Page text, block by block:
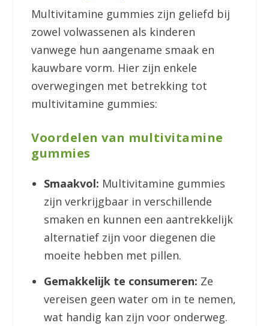
Multivitamine gummies zijn geliefd bij
zowel volwassenen als kinderen
vanwege hun aangename smaak en
kauwbare vorm. Hier zijn enkele
overwegingen met betrekking tot
multivitamine gummies:
Voordelen van multivitamine
gummies
Smaakvol: Multivitamine gummies
zijn verkrijgbaar in verschillende
smaken en kunnen een aantrekkelijk
alternatief zijn voor diegenen die
moeite hebben met pillen.
Gemakkelijk te consumeren: Ze
vereisen geen water om in te nemen,
wat handig kan zijn voor onderweg.